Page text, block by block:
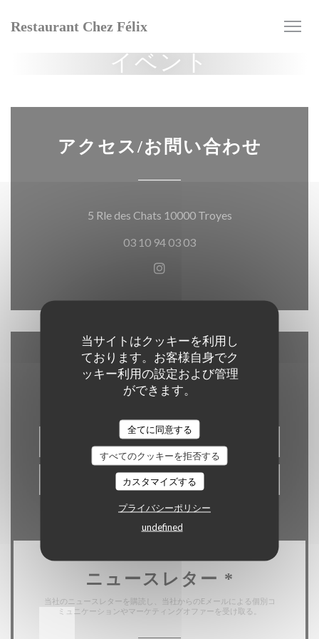
当サイトはクッキーを利用し
ております。お客様自身でク
ッキー利用の設定および管理
ができます。
全てに同意する
すべてのクッキーを拒否する
カスタマイズする
プライバシーポリシー
undefined
Restaurant Chez Félix
イベント
アクセス/お問い合わせ
5 Rle des Chats 10000 Troyes((新しいウィン
03 10 94 03 03
Instagram ((新しいウィン
お問い合わせ
予約
バウチャー
ニュースレター *
当社のニュースレターを購読し、当社からのEメールによる個別コ
ミュニケーションやマーケティングオファーを受け取る。